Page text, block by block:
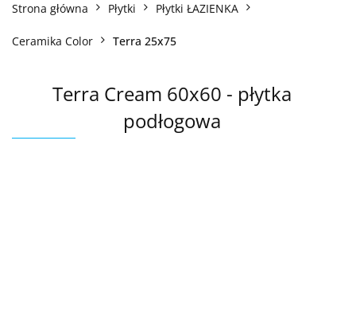
Strona główna Płytki Płytki ŁAZIENKA
Ceramika Color Terra 25x75
Terra Cream 60x60 - płytka
podłogowa